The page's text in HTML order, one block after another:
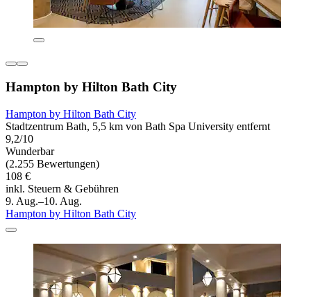
Hampton by Hilton Bath City
Hampton by Hilton Bath City
Stadtzentrum Bath, 5,5 km von Bath Spa University entfernt
9,2/10
Wunderbar
(2.255 Bewertungen)
108 €
inkl. Steuern & Gebühren
9. Aug.–10. Aug.
Hampton by Hilton Bath City